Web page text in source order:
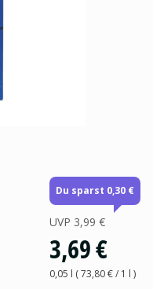
Du sparst 0,30 €
UVP 3,99 €
3,69 €
0,05 l (73,80 €/ 1 l )